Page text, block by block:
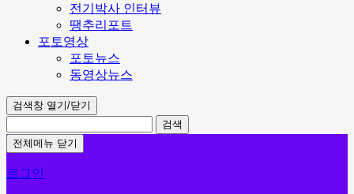
전기박사 인터뷰
땡추리포트
포토영상
포토뉴스
동영상뉴스
검색창 열기/닫기
검색
전체메뉴 닫기
로그인